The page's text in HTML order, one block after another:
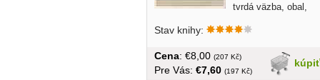
tvrdá väzba, obal,
Stav knihy:
kúpiť
Cena: €8,00 (207 Kč)
Pre Vás: €7,60 (197 Kč)